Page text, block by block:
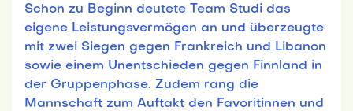
Schon zu Beginn deutete Team Studi das
eigene Leistungsvermögen an und überzeugte
mit zwei Siegen gegen Frankreich und Libanon
sowie einem Unentschieden gegen Finnland in
der Gruppenphase. Zudem rang die
Mannschaft zum Auftakt den Favoritinnen und